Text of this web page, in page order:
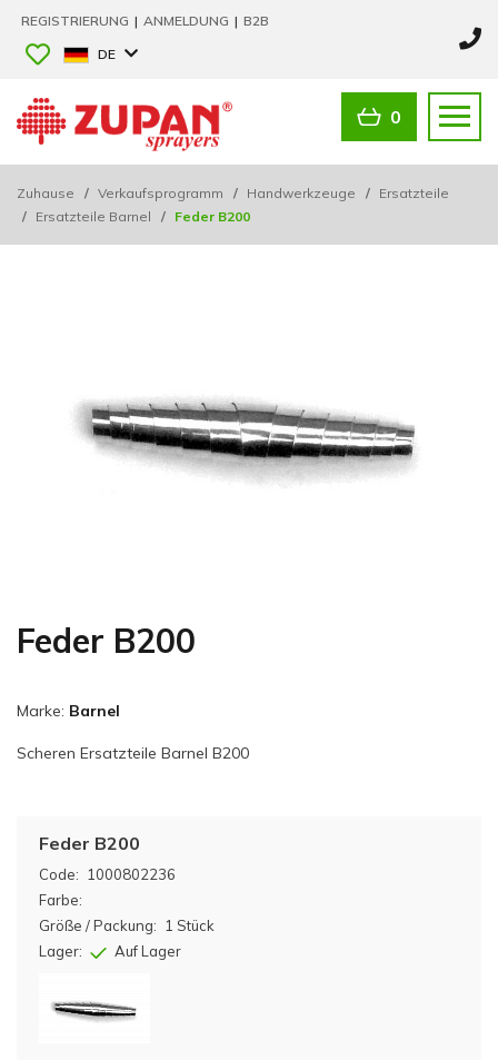
REGISTRIERUNG | ANMELDUNG | B2B
DE
0
Zuhause / Verkaufsprogramm / Handwerkzeuge / Ersatzteile
/ Ersatzteile Barnel / Feder B200
Feder B200
Marke: Barnel
Scheren Ersatzteile Barnel B200
Code: 1000802236
Feder B200
Farbe:
Größe / Packung: 1 Stück
Lager:
Auf Lager